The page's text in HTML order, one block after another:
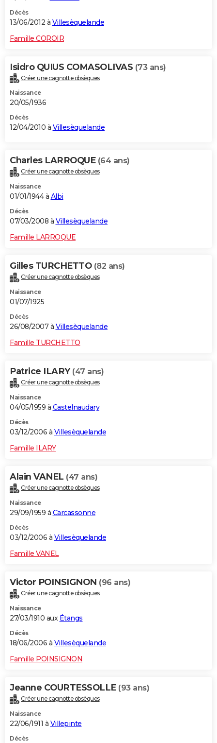
Décès
13/06/2012 à Villesèquelande
Famille COROIR
Isidro QUIUS COMASOLIVAS (73 ans)
Créer une cagnotte obsèques
Naissance
20/05/1936
Décès
12/04/2010 à Villesèquelande
Charles LARROQUE (64 ans)
Créer une cagnotte obsèques
Naissance
01/01/1944 à Albi
Décès
07/03/2008 à Villesèquelande
Famille LARROQUE
Gilles TURCHETTO (82 ans)
Créer une cagnotte obsèques
Naissance
01/07/1925
Décès
26/08/2007 à Villesèquelande
Famille TURCHETTO
Patrice ILARY (47 ans)
Créer une cagnotte obsèques
Naissance
04/05/1959 à Castelnaudary
Décès
03/12/2006 à Villesèquelande
Famille ILARY
Alain VANEL (47 ans)
Créer une cagnotte obsèques
Naissance
29/09/1959 à Carcassonne
Décès
03/12/2006 à Villesèquelande
Famille VANEL
Victor POINSIGNON (96 ans)
Créer une cagnotte obsèques
Naissance
27/03/1910 aux Étangs
Décès
18/06/2006 à Villesèquelande
Famille POINSIGNON
Jeanne COURTESSOLLE (93 ans)
Créer une cagnotte obsèques
Naissance
22/06/1911 à Villepinte
Décès